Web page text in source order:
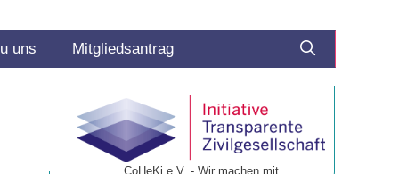
uns Mitgliedsantrag
CoHeKi e.V. - Wir machen mit